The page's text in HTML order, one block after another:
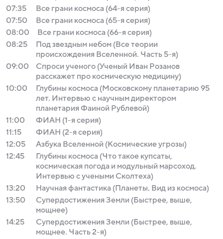
07:35
Все грани космоса (64-я серия)
07:50
Все грани космоса (65-я серия)
08:00
Все грани космоса (66-я серия)
08:25
Под звездным небом (Все теории
происхождения Вселенной. Часть 5-я)
09:00
Спроси ученого (Ученый Иван Розанов
расскажет про космическую медицину)
10:00
Глубины космоса (Московскому планетарию 95
лет. Интервью с научным директором
планетария Фаиной Рублевой)
11:00
ФИАН (1-я серия)
11:15
ФИАН (2-я серия)
12:05
Азбука Вселенной (Космические угрозы)
12:45
Глубины космоса (Что такое купсаты,
космическая погода и модульный марсоход.
Интервью с учеными Сколтеха)
13:20
Научная фантастика (Планеты. Вид из космоса)
13:50
Супердостижения Земли (Быстрее, выше,
мощнее)
14:25
Супердостижения Земли (Быстрее, выше,
мощнее. Часть 2-я)